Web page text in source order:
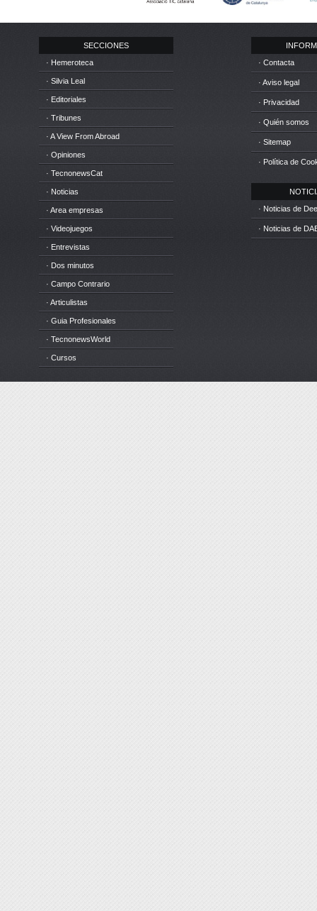
SECCIONES
· Hemeroteca
· Silvia Leal
· Editoriales
· Tribunes
· A View From Abroad
· Opiniones
· TecnonewsCat
· Noticias
· Area empresas
· Videojuegos
· Entrevistas
· Dos minutos
· Campo Contrario
· Articulistas
· Guia Profesionales
· TecnonewsWorld
· Cursos
· Contacta
· Aviso legal
· Privacidad
· Quién somos
· Sitemap
· Política de
· Noticias de
· Noticias de